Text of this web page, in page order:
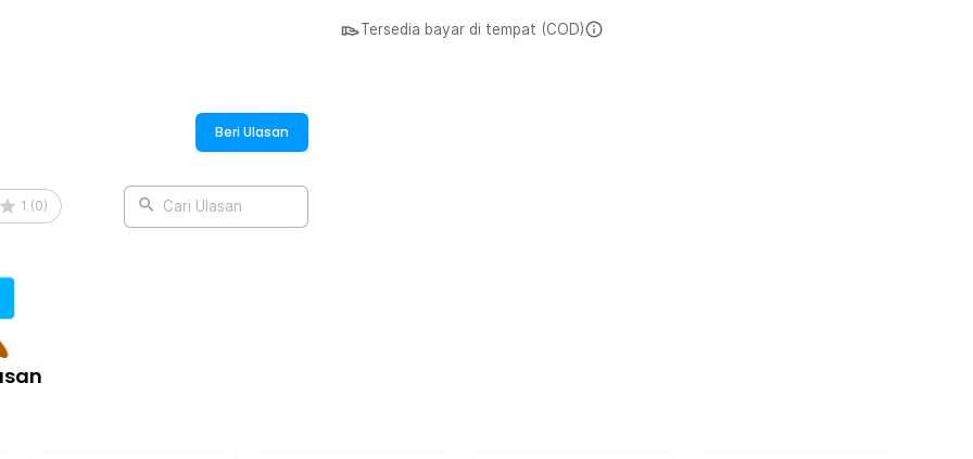
varian ukuran 25 ml dan 150 ml,
pas di tangan, menjadikan
saat bekerja dalam volume besar.
sehingga lebih stabil saat
mudah terguling atau jatuh ketika
saat pengukuran di meja kerja
Beri Ulasan
1 (0) Cari Ulasan
Tersedia bayar di tempat (COD)